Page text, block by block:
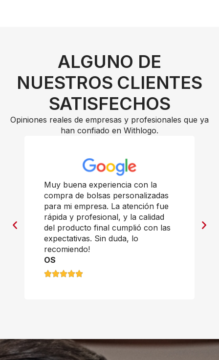
ALGUNO DE
NUESTROS CLIENTES
SATISFECHOS
Opiniones reales de empresas y profesionales que ya
han confiado en Withlogo.
Muy buena experiencia con la
compra de bolsas personalizadas
para mi empresa. La atención fue
rápida y profesional, y la calidad
del producto final cumplió con las
expectativas. Sin duda, lo
recomiendo!
OS